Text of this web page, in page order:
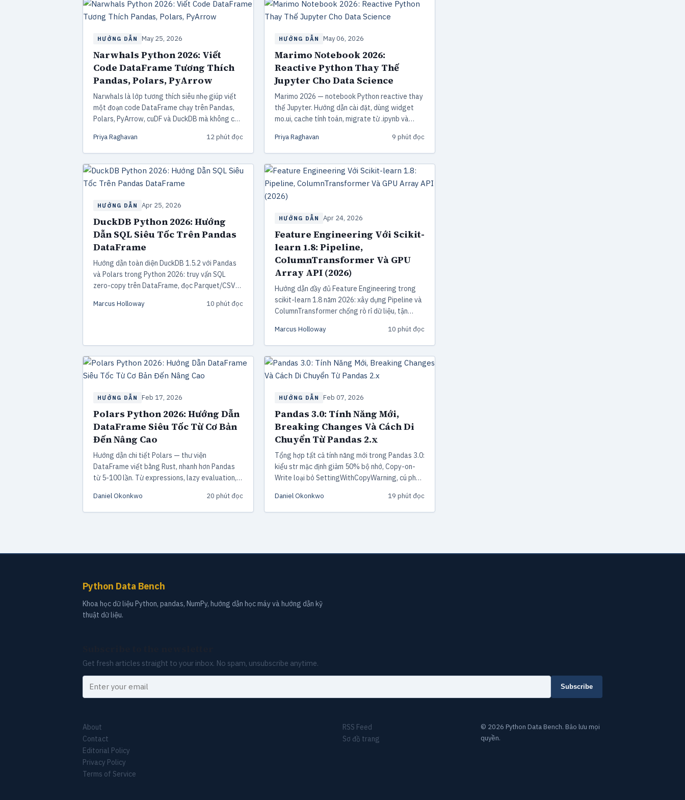
HƯỚNG DẪN May 25, 2026
Narwhals Python 2026: Viết
Code DataFrame Tương Thích
Pandas, Polars, PyArrow
Narwhals là lớp tương thích siêu nhẹ giúp viết
một đoạn code DataFrame chạy trên Pandas,
Polars, PyArrow, cuDF và DuckDB mà không cần
Priya Raghavan 12 phút đọc
HƯỚNG DẪN May 06, 2026
Marimo Notebook 2026:
Reactive Python Thay Thế
Jupyter Cho Data Science
Marimo 2026 — notebook Python reactive thay
thế Jupyter. Hướng dẫn cài đặt, dùng widget
mo.ui, cache tính toán, migrate từ .ipynb và
Priya Raghavan 9 phút đọc
HƯỚNG DẪN Apr 25, 2026
DuckDB Python 2026: Hướng
Dẫn SQL Siêu Tốc Trên Pandas
DataFrame
Hướng dẫn toàn diện DuckDB 1.5.2 với Pandas
và Polars trong Python 2026: truy vấn SQL
zero-copy trên DataFrame, đọc Parquet/CSV
hybrid tối ưu.
Marcus Holloway 10 phút đọc
HƯỚNG DẪN Apr 24, 2026
Feature Engineering Với Scikit-
learn 1.8: Pipeline,
ColumnTransformer Và GPU
Array API (2026)
Hướng dẫn đầy đủ Feature Engineering trong
scikit-learn 1.8 năm 2026: xây dựng Pipeline và
ColumnTransformer chống rò rỉ dữ liệu, tận
PyTorch và CuPy, kèm code ví dụ thực tế.
Marcus Holloway 10 phút đọc
HƯỚNG DẪN Feb 17, 2026
Polars Python 2026: Hướng Dẫn
DataFrame Siêu Tốc Từ Cơ Bản
Đến Nâng Cao
Hướng dẫn chi tiết Polars — thư viện
DataFrame viết bằng Rust, nhanh hơn Pandas
từ 5-100 lần. Từ expressions, lazy evaluation,
dụ code thực tế.
Daniel Okonkwo 20 phút đọc
HƯỚNG DẪN Feb 07, 2026
Pandas 3.0: Tính Năng Mới,
Breaking Changes Và Cách Di
Chuyển Từ Pandas 2.x
Tổng hợp tất cả tính năng mới trong Pandas 3.0:
kiểu str mặc định giảm 50% bộ nhớ, Copy-on-
Write loại bỏ SettingWithCopyWarning, cú pháp
copy, và hướng dẫn di chuyển chi tiết.
Daniel Okonkwo 19 phút đọc
Python Data Bench
Khoa học dữ liệu Python, pandas, NumPy, hướng dẫn học máy và hướng dẫn kỹ
thuật dữ liệu.
Get fresh articles straight to your inbox. No spam, unsubscribe anytime.
Your email
Subscribe
About
Contact
Editorial Policy
Privacy Policy
Terms of Service
RSS Feed
Sơ đồ trang
© 2026 Python Data Bench. Bảo lưu mọi
quyền.